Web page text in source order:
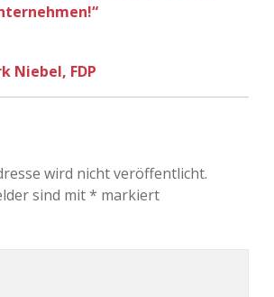
2022
2024
Niebel, FDP
wird nicht veröffentlicht.
sind mit* markiert